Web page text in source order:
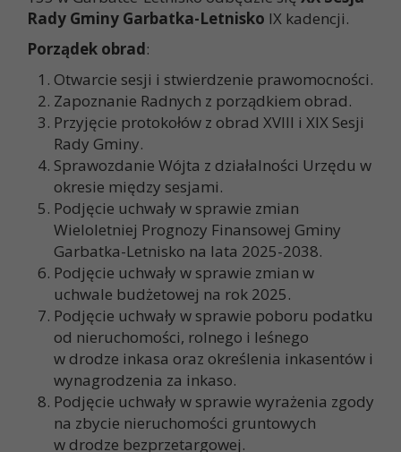
Rady Gminy Garbatka-Letnisko IX kadencji.
Porządek obrad:
Otwarcie sesji i stwierdzenie prawomocności.
Zapoznanie Radnych z porządkiem obrad.
Przyjęcie protokołów z obrad XVIII i XIX Sesji
Rady Gminy.
Sprawozdanie Wójta z działalności Urzędu w
okresie między sesjami.
Podjęcie uchwały w sprawie zmian
Wieloletniej Prognozy Finansowej Gminy
Garbatka-Letnisko na lata 2025-2038.
Podjęcie uchwały w sprawie zmian w
uchwale budżetowej na rok 2025.
Podjęcie uchwały w sprawie poboru podatku
od nieruchomości, rolnego i leśnego
w drodze inkasa oraz określenia inkasentów i
wynagrodzenia za inkaso.
Podjęcie uchwały w sprawie wyrażenia zgody
na zbycie nieruchomości gruntowych
w drodze bezprzetargowej.